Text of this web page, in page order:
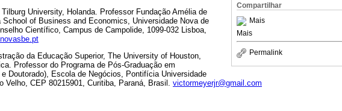
Compartilhar
Mais
Mais
Permalink
University, Holanda. Professor Fundação Amélia de
School of Business and Economics, Universidade Nova de
Científico, Campus de Campolide, 1099-032 Lisboa,
da Educação Superior, The University of Houston,
Professor do Programa de Pós-Graduação em
Doutorado), Escola de Negócios, Pontifícia Universidade
Velho, CEP 80215901, Curitiba, Paraná, Brasil. victormeyerjr@gmail.com